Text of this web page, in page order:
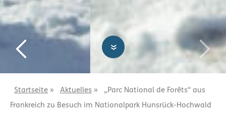
»
Startseite » Aktuelles »
„Parc National de Forêts“ aus
Frankreich zu Besuch im Nationalpark Hunsrück-Hochwald